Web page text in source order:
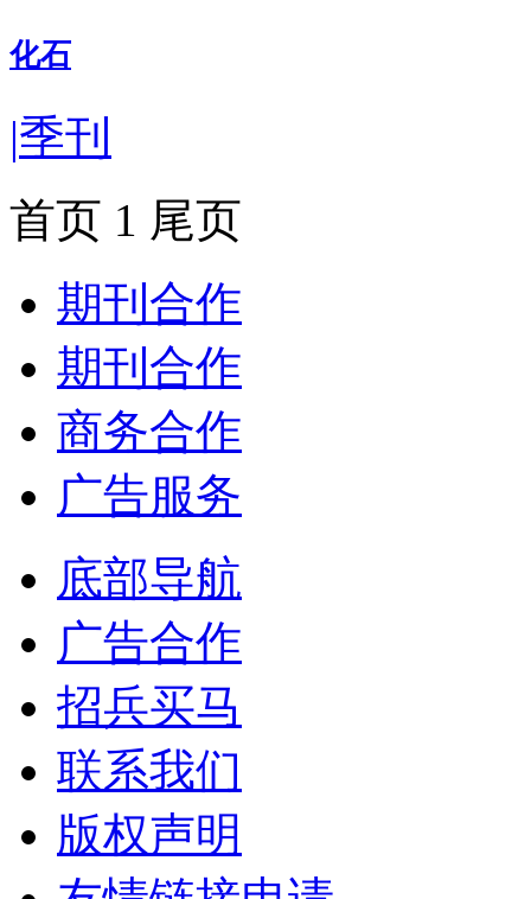
化石
|季刊
首页 1 尾页
期刊合作
期刊合作
商务合作
广告服务
底部导航
广告合作
招兵买马
联系我们
版权声明